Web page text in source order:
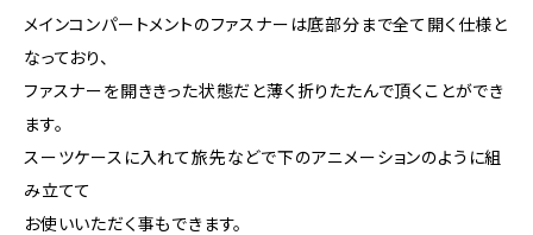
メインコンパートメントのファスナーは底部分まで全て開く仕様と
なっており、
ファスナーを開ききった状態だと薄く折りたたんで頂くことができ
ます。
スーツケースに入れて旅先などで下のアニメーションのように組
み立てて
お使いいただく事もできます。